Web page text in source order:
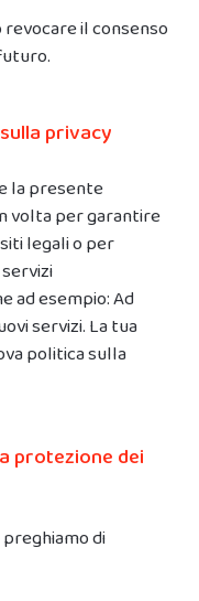
il consenso
privacy
la presente
volta per garantire
legali o per
ad esempio: Ad
servizi. La tua
politica sulla
protezione dei
di